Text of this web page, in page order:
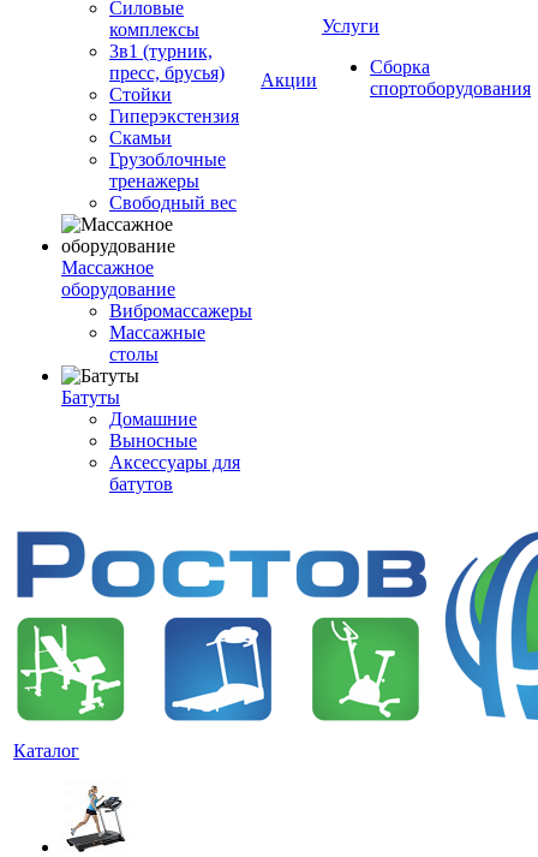
Силовые
комплексы
3в1 (турник,
пресс, брусья)
Стойки
Гиперэкстензия
Скамьи
Грузоблочные
тренажеры
Свободный вес
Массажное
оборудование
Вибромассажеры
Массажные
столы
Батуты
Домашние
Выносные
Аксессуары для
батутов
Акции
Услуги
Сборка
спортоборудования
Каталог